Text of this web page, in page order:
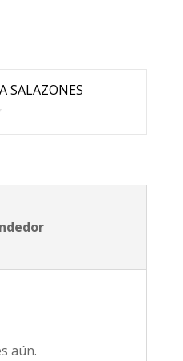
SALAZONES
aún.